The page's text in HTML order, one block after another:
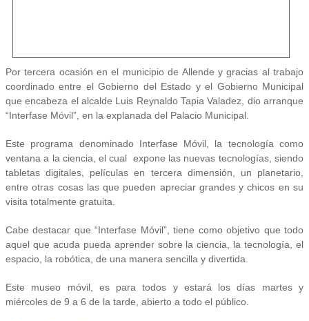
Por tercera ocasión en el municipio de Allende y gracias al trabajo
coordinado entre el Gobierno del Estado y el Gobierno Municipal
que encabeza el alcalde Luis Reynaldo Tapia Valadez, dio arranque
“Interfase Móvil”, en la explanada del Palacio Municipal.
Este programa denominado Interfase Móvil, la tecnología como
ventana a la ciencia, el cual expone las nuevas tecnologías, siendo
tabletas digitales, películas en tercera dimensión, un planetario,
entre otras cosas las que pueden apreciar grandes y chicos en su
visita totalmente gratuita.
Cabe destacar que “Interfase Móvil”, tiene como objetivo que todo
aquel que acuda pueda aprender sobre la ciencia, la tecnología, el
espacio, la robótica, de una manera sencilla y divertida.
Este museo móvil, es para todos y estará los días martes y
miércoles de 9 a 6 de la tarde, abierto a todo el público.